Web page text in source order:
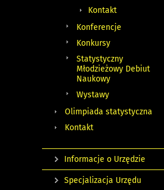
Kontakt
Konferencje
Konkursy
Statystyczny
Młodzieżowy Debiut
Naukowy
Wystawy
Olimpiada statystyczna
Kontakt
Informacje o Urzędzie
Specjalizacja Urzędu